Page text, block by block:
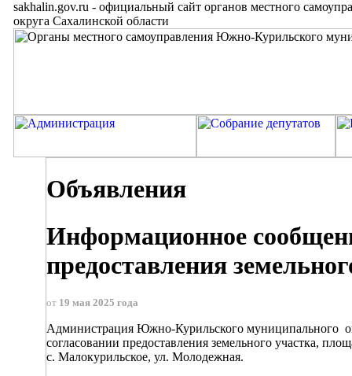
sakhalin.gov.ru - официальный сайт органов местного
округа Сахалинской области
Объявления
Информационное
предоставления
от 19 мая 2025 года
Администрация Южно-Курильского муниципального
согласовании предоставления земельного участка,
с. Малокурильское, ул. Молодежная.